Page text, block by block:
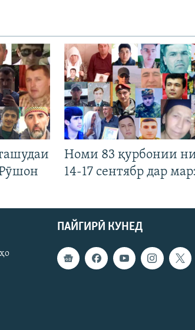
Номи 83 қурбонии
14-17 сентябр дар
ПАЙГИРӢ КУНЕД